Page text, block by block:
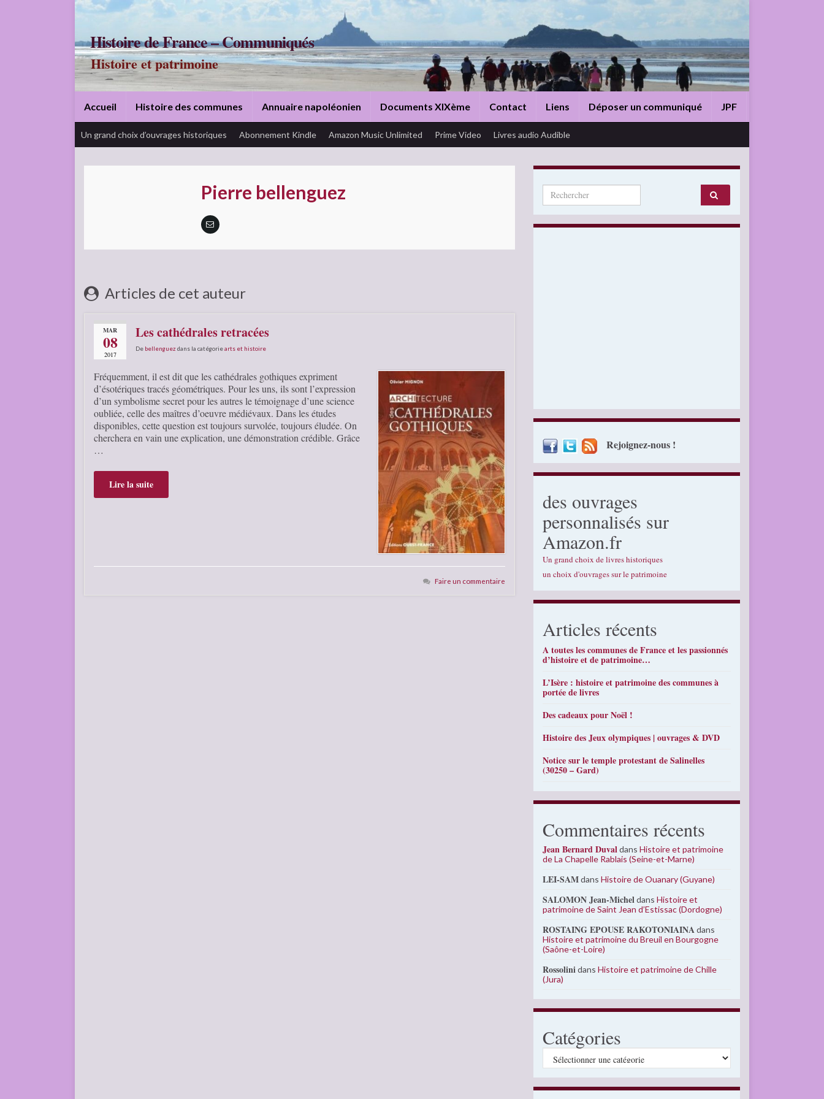
Histoire de France – Communiqués
Histoire et patrimoine
Accueil Histoire des communes Annuaire napoléonien Documents XIXème Contact Liens Déposer un communiqué JPF
Un grand choix d’ouvrages historiques Abonnement Kindle Amazon Music Unlimited Prime Video Livres audio Audible
Pierre bellenguez
Articles de cet auteur
MAR
08
2017
Les cathédrales retracées
De bellenguez dans la catégoriearts et histoire
Fréquemment, il est dit que les cathédrales gothiques expriment
d’ésotériques tracés géométriques. Pour les uns, ils sont l’expression
d’un symbolisme secret pour les autres le témoignage d’une science
oubliée, celle des maîtres d’oeuvre médiévaux. Dans les études
disponibles, cette question est toujours survolée, toujours éludée. On
cherchera en vain une explication, une démonstration crédible. Grâce
…
Lire la suite
Faire un commentaire
Search for:
Rejoignez-nous !
des ouvrages
personnalisés sur
Amazon.fr
Un grand choix de livres historiques
un choix d'ouvrages sur le patrimoine
Articles récents
A toutes les communes de France et les passionnés
d’histoire et de patrimoine…
L’Isère : histoire et patrimoine des communes à
portée de livres
Des cadeaux pour Noël !
Histoire des Jeux olympiques | ouvrages & DVD
Notice sur le temple protestant de Salinelles
(30250 – Gard)
Commentaires récents
Jean Bernard DuvaldansHistoire et patrimoine
de La Chapelle Rablais (Seine-et-Marne)
LEI-SAMdansHistoire de Ouanary (Guyane)
SALOMON Jean-MicheldansHistoire et
patrimoine de Saint Jean d’Estissac (Dordogne)
ROSTAING EPOUSE RAKOTONIAINAdans
Histoire et patrimoine du Breuil en Bourgogne
(Saône-et-Loire)
RossolinidansHistoire et patrimoine de Chille
(Jura)
Catégories
Catégories